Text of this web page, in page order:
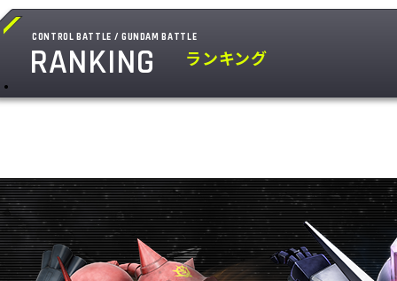
CONTROL BATTLE / GUNDAM BATTLE
RANKING ランキング